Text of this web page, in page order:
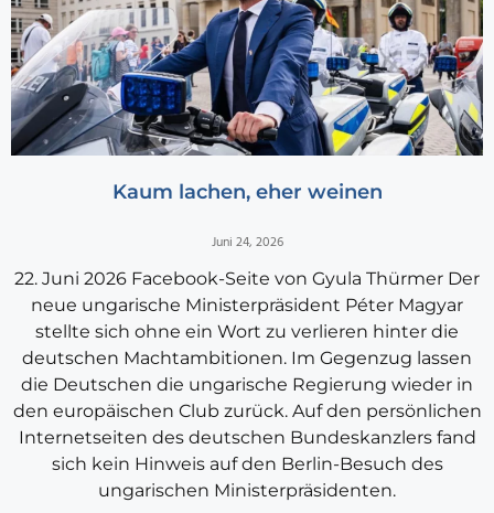
Kaum lachen, eher weinen
Juni 24, 2026
22. Juni 2026 Facebook-Seite von Gyula Thürmer Der
neue ungarische Ministerpräsident Péter Magyar
stellte sich ohne ein Wort zu verlieren hinter die
deutschen Machtambitionen. Im Gegenzug lassen
die Deutschen die ungarische Regierung wieder in
den europäischen Club zurück. Auf den persönlichen
Internetseiten des deutschen Bundeskanzlers fand
sich kein Hinweis auf den Berlin-Besuch des
ungarischen Ministerpräsidenten.